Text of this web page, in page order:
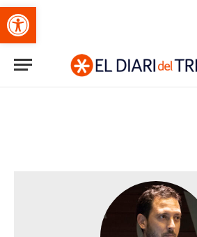
Obre la barra d'eines